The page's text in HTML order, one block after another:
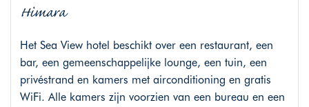
Himara
Het Sea View hotel beschikt over een restaurant, een
bar, een gemeenschappelijke lounge, een tuin, een
privéstrand en kamers met airconditioning en gratis
WiFi. Alle kamers zijn voorzien van een bureau en een